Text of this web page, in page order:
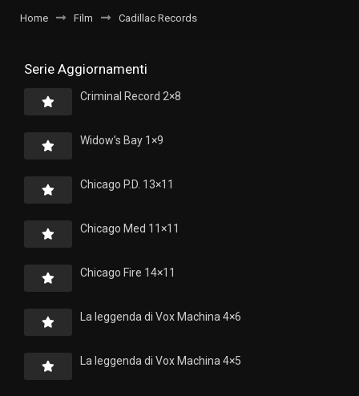
Home Film Cadillac Records
Serie Aggiornamenti
Criminal Record 2×8
Widow’s Bay 1×9
Chicago P.D. 13×11
Chicago Med 11×11
Chicago Fire 14×11
La leggenda di Vox Machina 4×6
La leggenda di Vox Machina 4×5